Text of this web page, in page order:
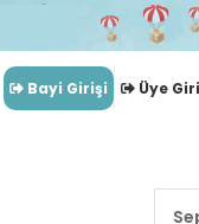
Bayi Girişi Üye